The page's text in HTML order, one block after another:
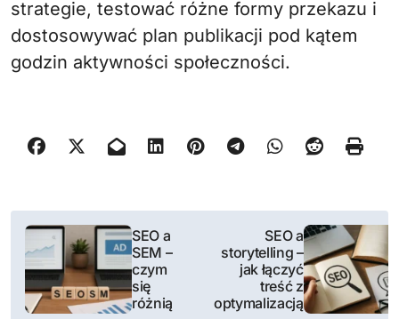
strategie, testować różne formy przekazu i
dostosowywać plan publikacji pod kątem
godzin aktywności społeczności.
N
w
SEO a
SEM –
czym
się
różnią
SEO a
storytelling –
jak łączyć
treść z
optymalizacją